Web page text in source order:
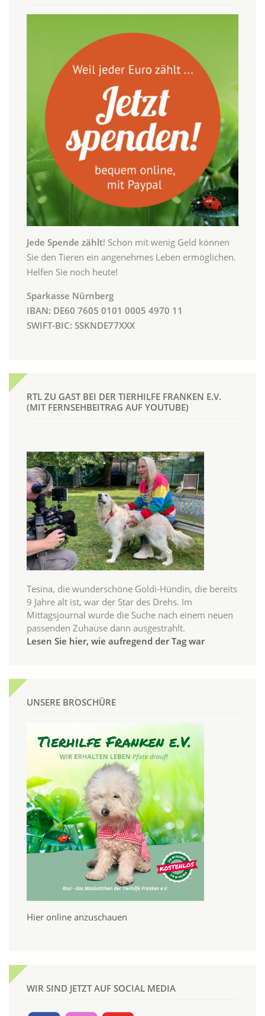
Jede Spende zählt! Schon mit wenig Geld können
Sie den Tieren ein angenehmes Leben ermöglichen.
Helfen Sie noch heute!
Sparkasse Nürnberg
IBAN: DE60 7605 0101 0005 4970 11
SWIFT-BIC: SSKNDE77XXX
RTL ZU GAST BEI DER TIERHILFE FRANKEN E.V.
(MIT FERNSEHBEITRAG AUF YOUTUBE)
Tesina, die wunderschöne Goldi-Hündin, die bereits
9 Jahre alt ist, war der Star des Drehs. Im
Mittagsjournal wurde die Suche nach einem neuen
passenden Zuhause dann ausgestrahlt.
Lesen Sie hier, wie aufregend der Tag war
UNSERE BROSCHÜRE
Hier online anzuschauen
WIR SIND JETZT AUF SOCIAL MEDIA